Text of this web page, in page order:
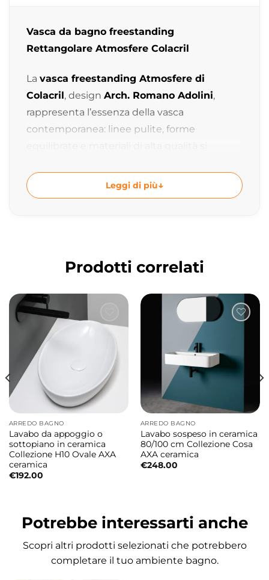
Vasca da bagno freestanding
Rettangolare Atmosfere Colacril
La vasca freestanding Atmosfere di
Colacril, design Arch. Romano Adolini,
rappresenta l’essenza della vasca
contemporanea: linee pulite, forme
elegante e senza tempo.
elevato, trasformando il bagno in uno spazio
dedicato al relax e al benessere quotidiano.
Design firmato Romano Adolini
Eccolo qui: l’archetipo della vasca da bagno.
Una forma rettangolare, finita e pronta ad
entrare nell’ambiente bagno come
protagonista di una scelta elegante e
duratura. Atmosfere è perfetta per chi cerca
un design contemporaneo essenziale, privo
di elementi superflui, lasciando massima
libertà nella personalizzazione dell’ambiente
con materiali, rivestimenti e complementi
d’arredo.
libertà progettuale
La configurazione centro stanza valorizza le
forme pure della vasca e la rende
Leggi di più
Prodotti correlati
ARREDO BAGNO
Lavabo da appoggio o
sottopiano in ceramica
Collezione H10 Ovale AXA
ceramica
€192.00
ARREDO BAGNO
Lavabo sospeso in ceramica
80/100 cm Collezione Cosa
AXA ceramica
€248.00
Potrebbe interessarti anche
Scopri altri prodotti selezionati che potrebbero
completare il tuo ambiente bagno.